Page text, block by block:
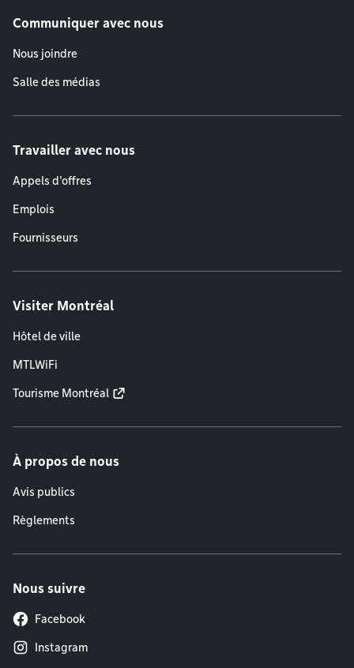
Communiquer avec nous
Nous joindre
Salle des médias
Travailler avec nous
Appels d'offres
Emplois
Fournisseurs
Visiter Montréal
Hôtel de ville
MTLWiFi
Tourisme Montréal
À propos de nous
Avis publics
Règlements
Nous suivre
Facebook
Instagram